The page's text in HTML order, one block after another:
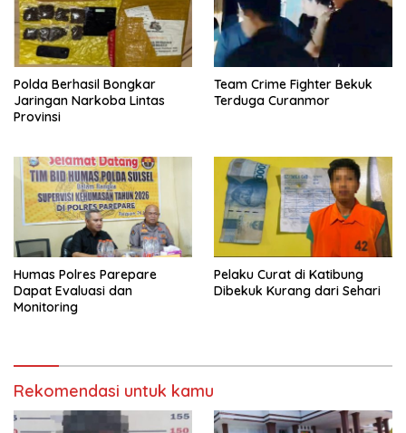
Polda Berhasil Bongkar
Jaringan Narkoba Lintas
Provinsi
Team Crime Fighter Bekuk
Terduga Curanmor
Humas Polres Parepare
Dapat Evaluasi dan
Monitoring
Pelaku Curat di Katibung
Dibekuk Kurang dari Sehari
Rekomendasi untuk kamu